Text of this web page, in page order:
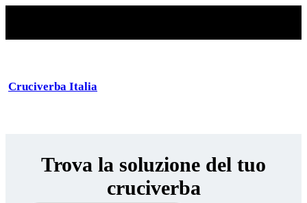
Cruciverba Italia
Trova la soluzione del tuo
cruciverba